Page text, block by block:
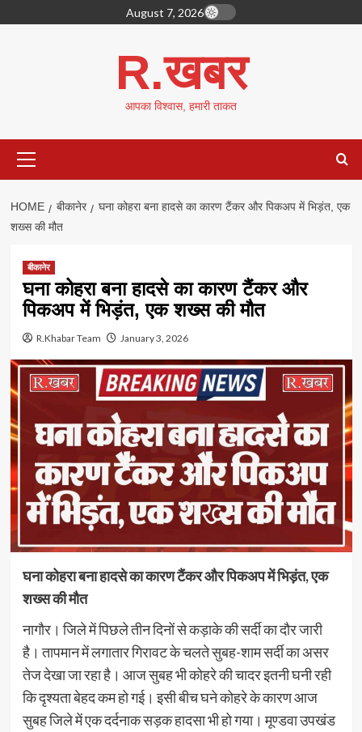
to
August 7, 2026
R.खबर
आपका विश्वास, हमारी ताकत
Menu
HOME बीकानेर
घना कोहरा बना हादसे का कारण टैंकर और पिकअप में भिड़ंत, एक
शख्स की मौत
बीकानेर
घना कोहरा बना हादसे का कारण टैंकर और
पिकअप में भिड़ंत, एक शख्स की मौत
R.Khabar Team January 3, 2026
घना कोहरा बना हादसे का कारण टैंकर और पिकअप में भिड़ंत, एक
शख्स की मौत
नागौर। जिले में पिछले तीन दिनों से कड़ाके की सर्दी का दौर जारी
है। तापमान में लगातार गिरावट के चलते सुबह-शाम सर्दी का असर
तेज देखा जा रहा है। आज सुबह भी कोहरे की चादर इतनी घनी रही
कि दृश्यता बेहद कम हो गई। इसी बीच घने कोहरे के कारण आज
सुबह जिले में एक दर्दनाक सड़क हादसा भी हो गया। मूण्डवा उपखंड